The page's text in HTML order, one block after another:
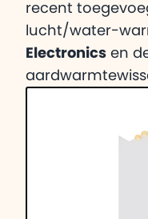
recent
lucht/water-
Electronics en